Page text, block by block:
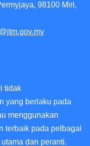
98100 Miri,
tidak
yang berlaku pada
menggunakan
terbaik pada pelbagai
dan peranti.